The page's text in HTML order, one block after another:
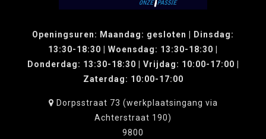
Openingsuren: Maandag: gesloten | Dinsdag:
13:30-18:30 | Woensdag: 13:30-18:30 |
Donderdag: 13:30-18:30 | Vrijdag: 10:00-17:00 |
Zaterdag: 10:00-17:00
Dorpsstraat 73 (werkplaatsingang via
Achterstraat 190)
9800